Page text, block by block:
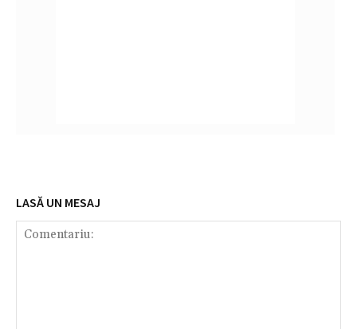
LASĂ UN MESAJ